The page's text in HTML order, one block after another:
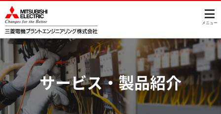
メニュー
サービス・製品紹介